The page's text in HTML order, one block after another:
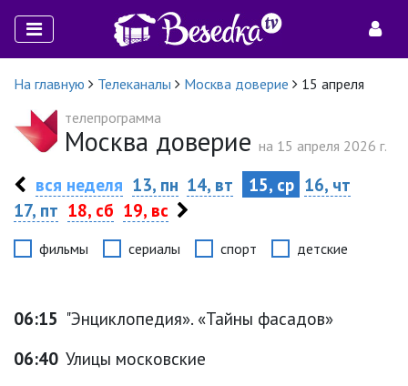
На главную Телеканалы Москва доверие
15 апреля
телепрограмма
Москва доверие на 15 апреля 2026 г.
вся неделя 13, пн 14, вт 15, ср 16, чт
17, пт 18, сб 19, вс
фильмы сериалы спорт детские
06:15 "Энциклопедия». «Тайны фасадов»
06:40 Улицы московские